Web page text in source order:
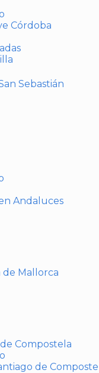
Córdoba
Sebastián
Andaluces
de Mallorca
Compostela
de